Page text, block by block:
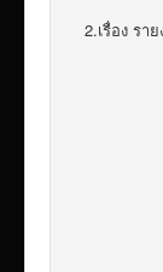
2.เรื่อง รา